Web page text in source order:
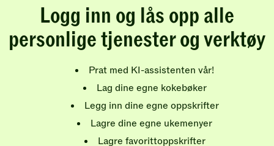
Logg inn og lås opp alle
personlige tjenester og verktøy
Prat med KI-assistenten vår!
Lag dine egne kokebøker
Legg inn dine egne oppskrifter
Lagre dine egne ukemenyer
Lagre favorittoppskrifter